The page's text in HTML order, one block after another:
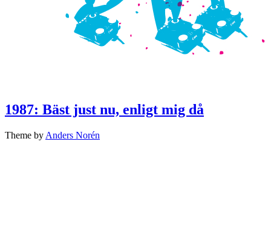
1987: Bäst just nu, enligt mig då
Theme by Anders Norén